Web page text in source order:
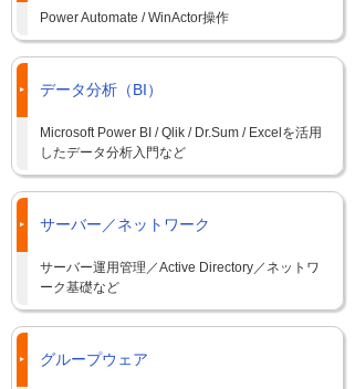
Power Automate / WinActor操作
データ分析（BI）
Microsoft Power BI / Qlik / Dr.Sum / Excelを活用
したデータ分析入門など
サーバー／ネットワーク
サーバー運用管理／Active Directory／ネットワ
ーク基礎など
グループウェア